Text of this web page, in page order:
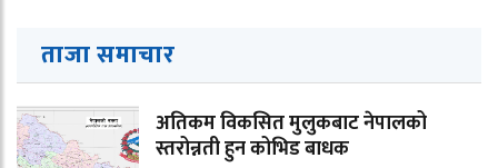
ताजा समाचार
अतिकम विकसित मुलुकबाट नेपालको
स्तरोन्नती हुन कोभिड बाधक